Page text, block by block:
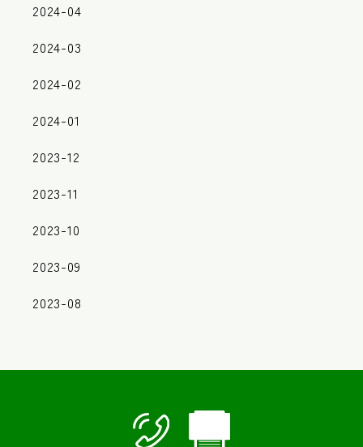
2024-04
2024-03
2024-02
2024-01
2023-12
2023-11
2023-10
2023-09
2023-08